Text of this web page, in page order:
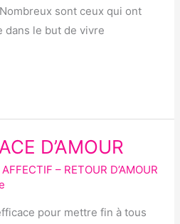
sont ceux qui ont
dans le but de vivre
D’AMOUR
– RETOUR D’AMOUR
pour mettre fin à tous